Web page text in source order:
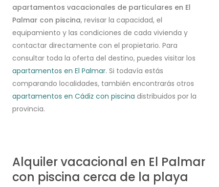
apartamentos vacacionales de particulares en El
Palmar con piscina, revisar la capacidad, el
equipamiento y las condiciones de cada vivienda y
contactar directamente con el propietario. Para
consultar toda la oferta del destino, puedes visitar los
apartamentos en El Palmar. Si todavía estás
comparando localidades, también encontrarás otros
apartamentos en Cádiz con piscina distribuidos por la
provincia.
Alquiler vacacional en El Palmar
con piscina cerca de la playa